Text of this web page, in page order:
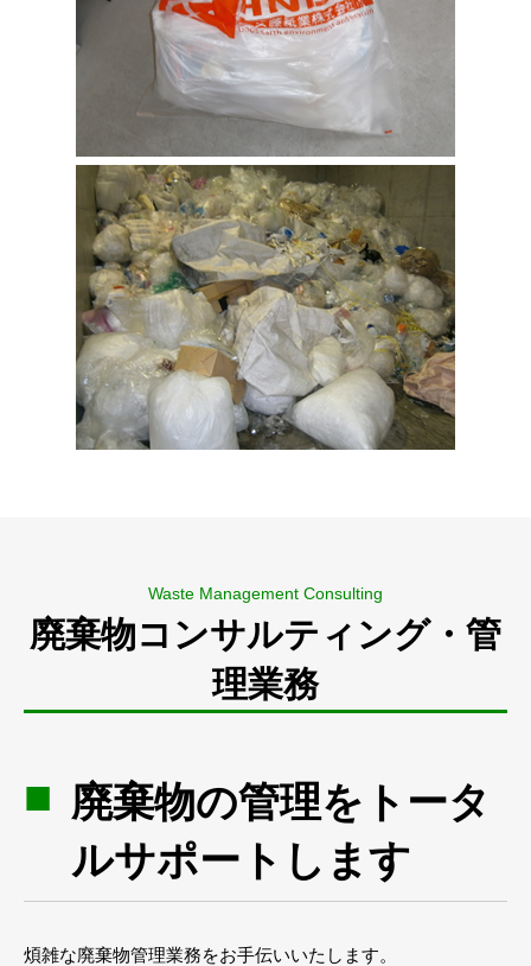
Waste Management Consulting
廃棄物コンサルティング・管
理業務
廃棄物の管理をトータ
ルサポートします
煩雑な廃棄物管理業務をお手伝いいたします。